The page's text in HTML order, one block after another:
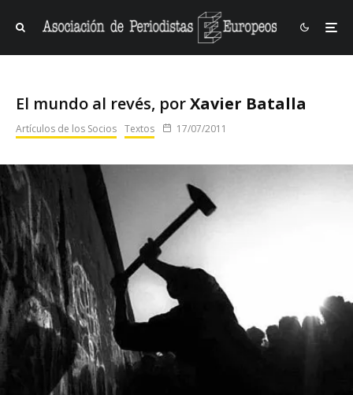
El mundo al revés, porXavier Batalla
Artículos de los Socios Textos 17/07/2011